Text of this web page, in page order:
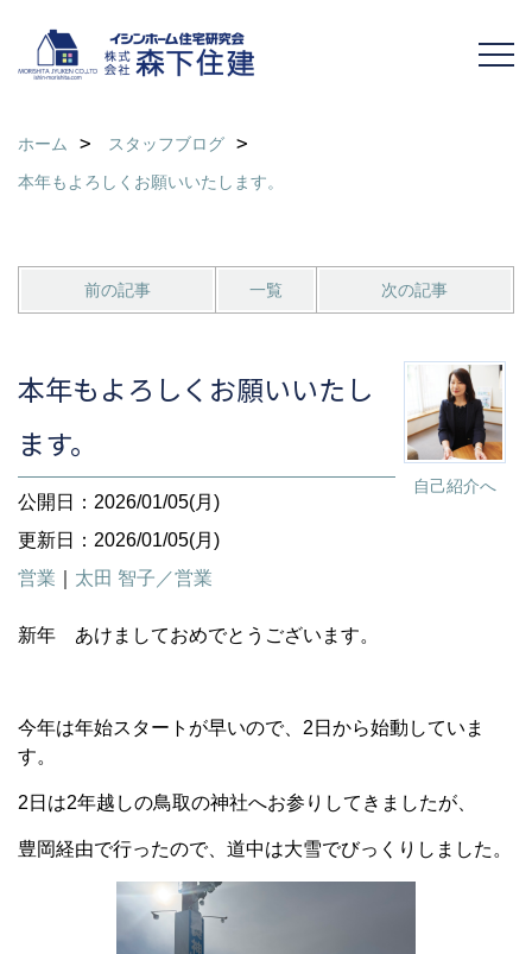
ホーム
スタッフブログ
本年もよろしくお願いいたします。
前の記事 一覧 次の記事
自己紹介へ
本年もよろしくお願いいたし
ます。
公開日：2026/01/05(月)
更新日：2026/01/05(月)
営業
太田 智子／営業
新年 あけましておめでとうございます。
今年は年始スタートが早いので、2日から始動していま
す。
2日は2年越しの鳥取の神社へお参りしてきましたが、
豊岡経由で行ったので、道中は大雪でびっくりしました。